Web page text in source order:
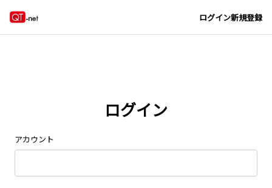
ログイン新規登録
ログイン
アカウント